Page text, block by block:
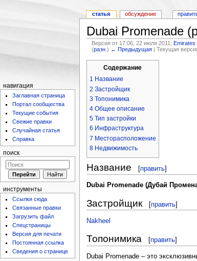
Dubai Promenade
Версия от 17:06, 22 июля 2011;Emirates
(разн.) ← Предыдущая | Текущая
Содержание
1 Название
2 Застройщик
3 Топонимика
4 Общее описание
5 Тип застройки
6 Инфраструктура
7 Месторасположение
8 Недвижимость
Название [править]
Dubai Promenade (Дубай
Застройщик [править]
Nakheel
Топонимика [править]
Dubai Promenade – это
статья обсуждение
навигация
Заглавная страница
Портал сообщества
Текущие события
Свежие правки
Случайная статья
Справка
поиск
инструменты
Ссылки сюда
Связанные правки
Загрузить файл
Спецстраницы
Версия для печати
Постоянная ссылка
Сведения о странице